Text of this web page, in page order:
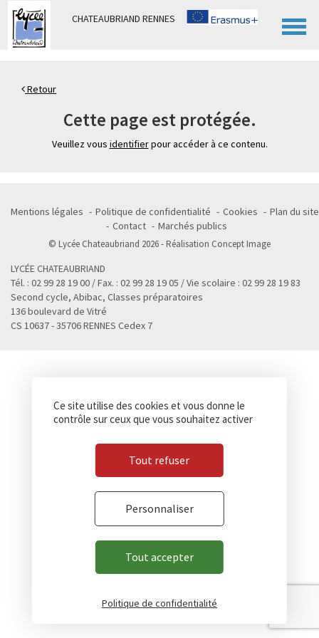
CHATEAUBRIAND RENNES
Retour
Cette page est protégée.
Veuillez vous identifierpour accéder à ce contenu.
Mentions légales Politique de confidentialité Cookies
Plan du site
Contact
Marchés publics
© Lycée Chateaubriand 2026 - Réalisation Concept Image
LYCÉE CHATEAUBRIAND
Tél. : 02 99 28 19 00 / Fax. : 02 99 28 19 05 / Vie scolaire : 02 99 28 19 83
Second cycle, Abibac, Classes préparatoires
136 boulevard de Vitré
CS 10637 - 35706 RENNES Cedex 7
Panneau de gestion des cookies
Ce site utilise des cookies et vous donne le
contrôle sur ceux que vous souhaitez activer
Tout accepter
Tout refuser
Personnaliser
Politique de confidentialité